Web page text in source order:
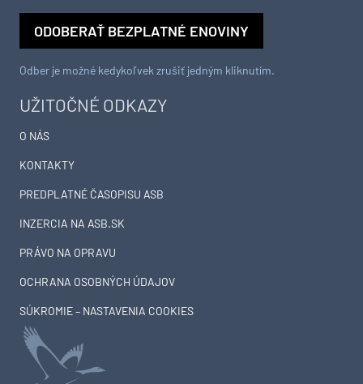
UŽITOČNÉ ODKAZY
O NÁS
KONTAKTY
PREDPLATNÉ ČASOPISU ASB
INZERCIA NA ASB.SK
PRÁVO NA OPRAVU
OCHRANA OSOBNÝCH ÚDAJOV
SÚKROMIE – NASTAVENIA COOKIES
ODOBERAŤ BEZPLATNÉ ENOVINY
Odber je možné kedykoľvek zrušiť jedným kliknutím.